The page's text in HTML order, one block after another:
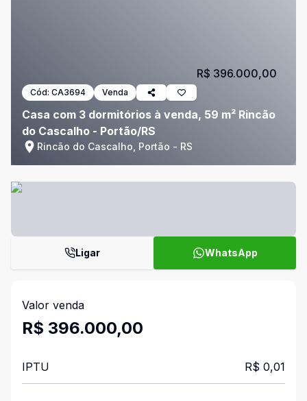
Cód: CA3694 Venda
Casa com 3 dormitórios à venda, 59 m² Rincão
do Cascalho - Portão/RS
Rincão do Cascalho, Portão - RS
R$ 396.000,00
Ligar WhatsApp
Valor venda
R$ 396.000,00
IPTU R$ 0,01